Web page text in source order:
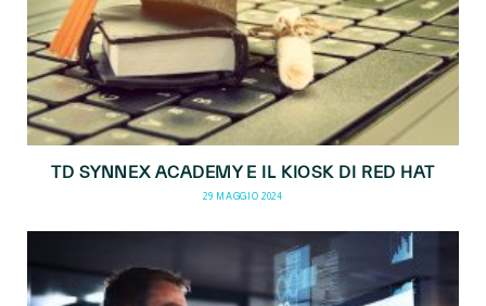
TD SYNNEX ACADEMY E IL KIOSK DI RED HAT
29 MAGGIO 2024